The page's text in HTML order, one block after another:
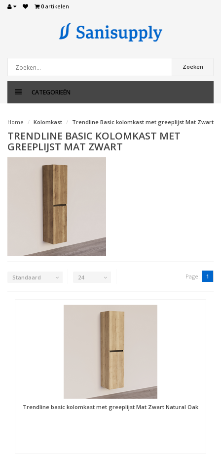
0 artikelen
Zoeken
CATEGORIEËN
Home Kolomkast Trendline Basic kolomkast met greeplijst Mat Zwart
TRENDLINE BASIC KOLOMKAST MET
GREEPLIJST MAT ZWART
Standaard 24 Page: 1
Trendline basic kolomkast met greeplijst Mat Zwart Natural Oak